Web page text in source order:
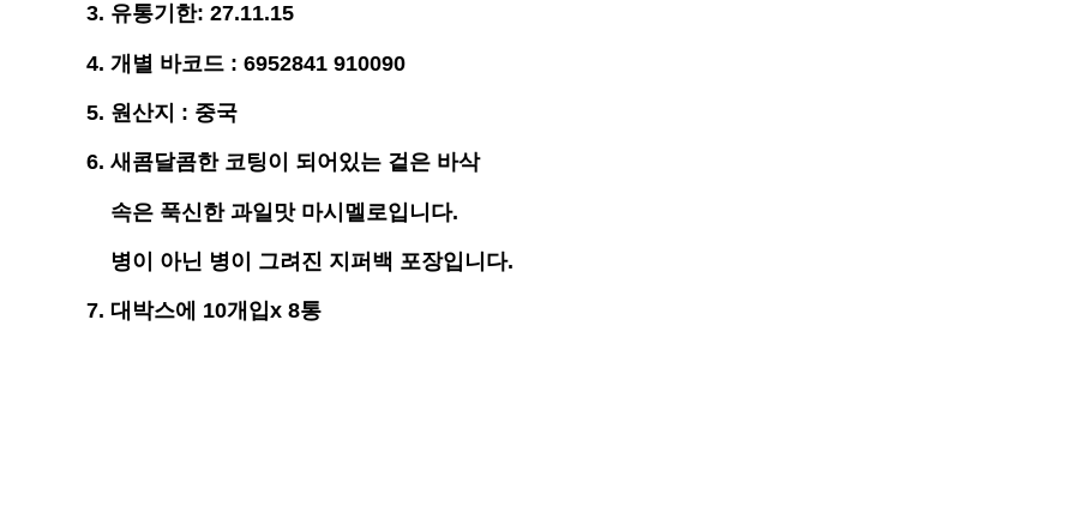
3. 유통기한: 27.11.15
4. 개별 바코드 : 6952841 910090
5. 원산지 : 중국
6. 새콤달콤한 코팅이 되어있는 겉은 바삭
속은 푹신한 과일맛 마시멜로입니다.
병이 아닌 병이 그려진 지퍼백 포장입니다.
7. 대박스에 10개입x 8통